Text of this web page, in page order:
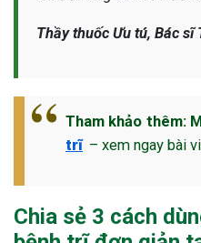
Thầy thuốc Ưu tú, Bác sĩ
Tham khảo thêm:
trĩ – xem ngay bài
Chia sẻ 3 cách